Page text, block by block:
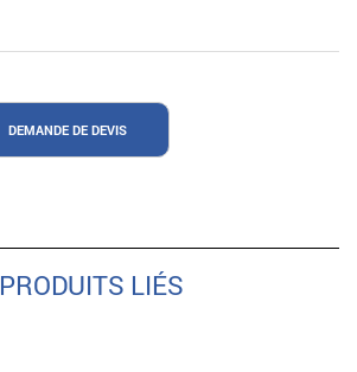
DEMANDE DE DEVIS
PRODUITS LIÉS